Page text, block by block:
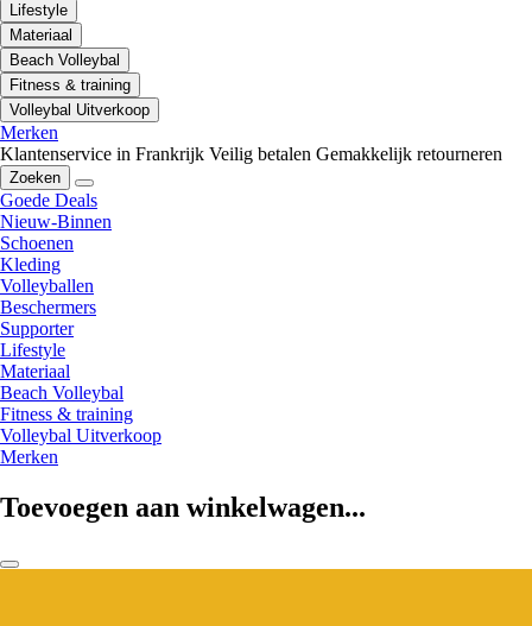
Lifestyle
Materiaal
Beach Volleybal
Fitness & training
Volleybal Uitverkoop
Merken
Klantenservice in Frankrijk Veilig betalen Gemakkelijk retourneren
Zoeken
Goede Deals
Nieuw-Binnen
Schoenen
Kleding
Volleyballen
Beschermers
Supporter
Lifestyle
Materiaal
Beach Volleybal
Fitness & training
Volleybal Uitverkoop
Merken
Toevoegen aan winkelwagen...